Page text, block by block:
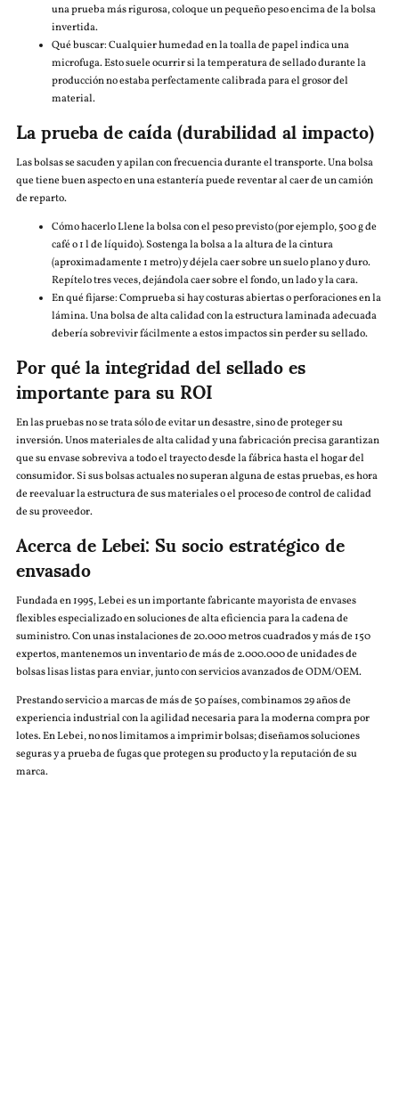
una prueba más rigurosa, coloque un pequeño peso encima de la bolsa
invertida.
Qué buscar: Cualquier humedad en la toalla de papel indica una
microfuga. Esto suele ocurrir si la temperatura de sellado durante la
producción no estaba perfectamente calibrada para el grosor del
material.
La prueba de caída (durabilidad al impacto)
Las bolsas se sacuden y apilan con frecuencia durante el transporte. Una bolsa
que tiene buen aspecto en una estantería puede reventar al caer de un camión
de reparto.
Cómo hacerlo Llene la bolsa con el peso previsto (por ejemplo, 500 g de
café o 1 l de líquido). Sostenga la bolsa a la altura de la cintura
(aproximadamente 1 metro) y déjela caer sobre un suelo plano y duro.
Repítelo tres veces, dejándola caer sobre el fondo, un lado y la cara.
En qué fijarse: Comprueba si hay costuras abiertas o perforaciones en la
lámina. Una bolsa de alta calidad con la estructura laminada adecuada
debería sobrevivir fácilmente a estos impactos sin perder su sellado.
Por qué la integridad del sellado es
importante para su ROI
En las pruebas no se trata sólo de evitar un desastre, sino de proteger su
inversión. Unos materiales de alta calidad y una fabricación precisa garantizan
que su envase sobreviva a todo el trayecto desde la fábrica hasta el hogar del
consumidor. Si sus bolsas actuales no superan alguna de estas pruebas, es hora
de reevaluar la estructura de sus materiales o el proceso de control de calidad
de su proveedor.
Acerca de Lebei: Su socio estratégico de
envasado
Fundada en 1995, Lebei es un importante fabricante mayorista de envases
flexibles especializado en soluciones de alta eficiencia para la cadena de
suministro. Con unas instalaciones de 20.000 metros cuadrados y más de 150
expertos, mantenemos un inventario de más de 2.000.000 de unidades de
bolsas lisas listas para enviar, junto con servicios avanzados de ODM/OEM.
Prestando servicio a marcas de más de 50 países, combinamos 29 años de
experiencia industrial con la agilidad necesaria para la moderna compra por
lotes. En Lebei, no nos limitamos a imprimir bolsas; diseñamos soluciones
seguras y a prueba de fugas que protegen su producto y la reputación de su
marca.